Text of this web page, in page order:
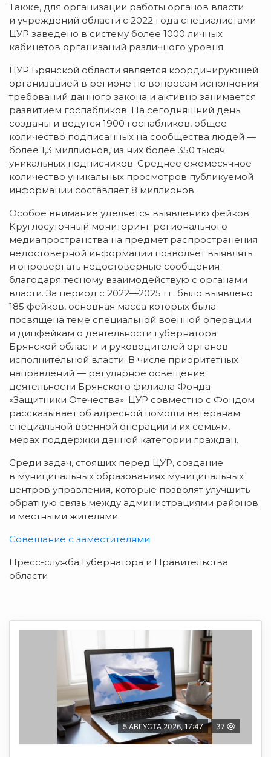
Также, для организации работы органов власти
и учреждений области с 2022 года специалистами
ЦУР заведено в систему более 1000 личных
кабинетов организаций различного уровня.
ЦУР Брянской области является координирующей
организацией в регионе по вопросам исполнения
требований данного закона и активно занимается
развитием госпабликов. На сегодняшний день
созданы и ведутся 1900 госпабликов, общее
количество подписанных на сообщества людей —
более 1,3 миллионов, из них более 350 тысяч
уникальных подписчиков. Среднее ежемесячное
количество уникальных просмотров публикуемой
информации составляет 8 миллионов.
Особое внимание уделяется выявлению фейков.
Круглосуточный мониторинг регионального
медиапространства на предмет распространения
недостоверной информации позволяет выявлять
и опровергать недостоверные сообщения
благодаря тесному взаимодействую с органами
власти. За период с 2022—2025 гг. было выявлено
185 фейков, основная масса которых была
посвящена теме специальной военной операции
и дипфейкам о деятельности губернатора
Брянской области и руководителей органов
исполнительной власти. В числе приоритетных
направлений — регулярное освещение
деятельности Брянского филиала Фонда
«Защитники Отечества». ЦУР совместно с Фондом
рассказывает об адресной помощи ветеранам
специальной военной операции и их семьям,
мерах поддержки данной категории граждан.
Среди задач, стоящих перед ЦУР, создание
в муниципальных образованиях муниципальных
центров управления, которые позволят улучшить
обратную связь между администрациями районов
и местными жителями.
Совещание с заместителями
Пресс-служба Губернатора и Правительства
области
5 АВГУСТА 2026, 17:47 37